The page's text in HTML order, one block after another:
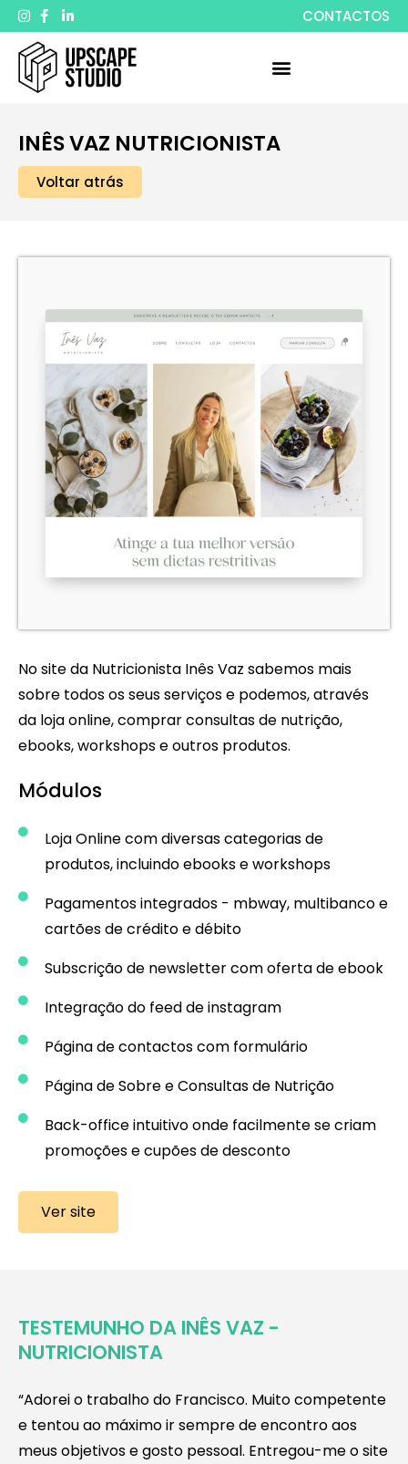
CONTACTOS
INÊS VAZ NUTRICIONISTA
Voltar atrás
No site da Nutricionista Inês Vaz sabemos mais
sobre todos os seus serviços e podemos, através
da loja online, comprar consultas de nutrição,
ebooks, workshops e outros produtos.
Módulos
Loja Online com diversas categorias de
produtos, incluindo ebooks e workshops
Pagamentos integrados - mbway, multibanco e
cartões de crédito e débito
Subscrição de newsletter com oferta de ebook
Integração do feed de instagram
Página de contactos com formulário
Página de Sobre e Consultas de Nutrição
Back-office intuitivo onde facilmente se criam
promoções e cupões de desconto
Ver site
TESTEMUNHO DA INÊS VAZ -
NUTRICIONISTA
“Adorei o trabalho do Francisco. Muito competente
e tentou ao máximo ir sempre de encontro aos
meus objetivos e gosto pessoal. Entregou-me o site